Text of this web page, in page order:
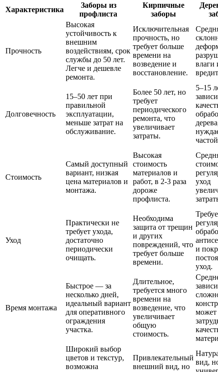
Характеристика
Заборы из
профлиста
Кирпичные
заборы
Прочность
Высокая
устойчивость к
внешним
воздействиям, срок
службы до 50 лет.
Легче и дешевле
ремонта.
Исключительная
прочность, но
требует больше
времени на
возведение и
восстановление.
влаги
Долговечность
15–50 лет при
правильной
эксплуатации,
меньше затрат на
обслуживание.
Более 50 лет, но
требует
периодического
ремонта, что
увеличивает
затраты.
5–15
Стоимость
Самый доступный
вариант, низкая
цена материалов и
монтажа.
Высокая
стоимость
материалов и
работ, в 2-3 раза
дороже
профлиста.
уход
Уход
Практически не
требует ухода,
достаточно
периодически
очищать.
Необходима
защита от трещин
и других
повреждений, что
требует больше
времени.
и
уход.
Время монтажа
Быстрое — за
несколько дней,
идеальный вариант
для оперативного
ограждения
участка.
Длительное,
требуется много
времени на
возведение, что
увеличивает
общую
стоимость.
может
Широкий выбор
цветов и текстур,
возможна
Привлекательный
внешний вид, но
вид,